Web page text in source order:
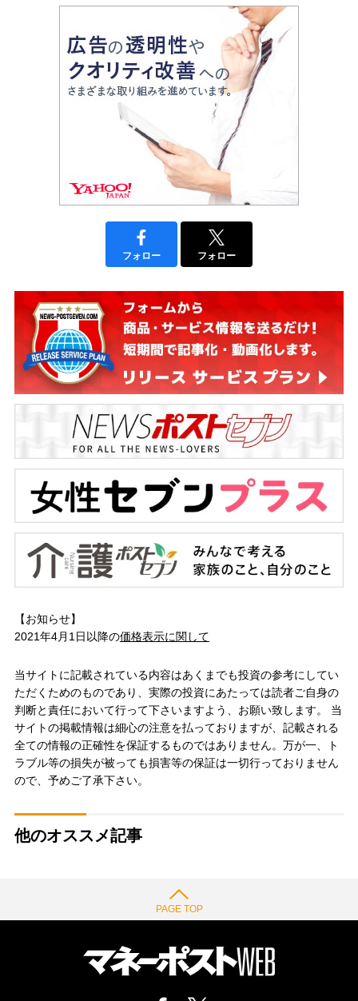
フォロー フォロー
【お知らせ】
2021年4月1日以降の価格表示に関して
当サイトに記載されている内容はあくまでも投資の参考にしてい
ただくためのものであり、実際の投資にあたっては読者ご自身の
判断と責任において行って下さいますよう、お願い致します。 当
サイトの掲載情報は細心の注意を払っておりますが、記載される
全ての情報の正確性を保証するものではありません。万が一、ト
ラブル等の損失が被っても損害等の保証は一切行っておりません
ので、予めご了承下さい。
他のオススメ記事
PAGE TOP